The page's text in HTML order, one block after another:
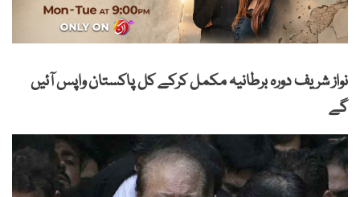
نواز شریف دورہ برطانیہ مکمل کرکے کل پاکستان واپس آئیں
گے